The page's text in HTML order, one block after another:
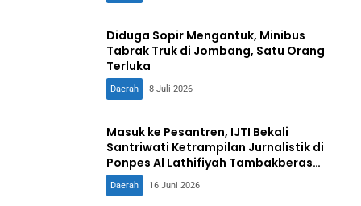
Diduga Sopir Mengantuk, Minibus
Tabrak Truk di Jombang, Satu Orang
Terluka
Daerah 8 Juli 2026
Masuk ke Pesantren, IJTI Bekali
Santriwati Ketrampilan Jurnalistik di
Ponpes Al Lathifiyah Tambakberas
Jombang
Daerah 16 Juni 2026